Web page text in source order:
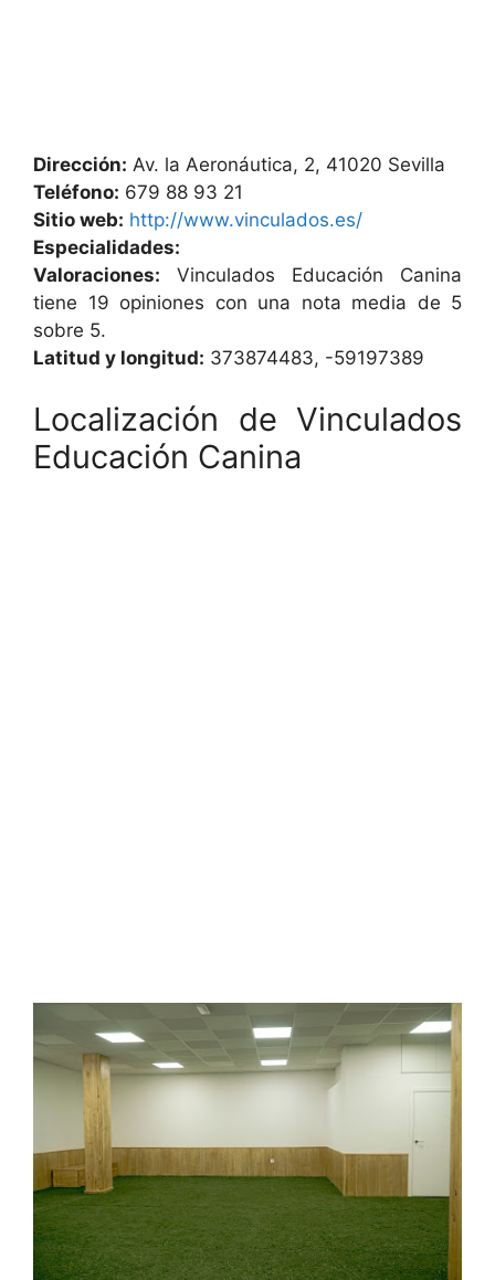
Dirección: Av. la Aeronáutica, 2, 41020 Sevilla
Teléfono: 679 88 93 21
Sitio web: http://www.vinculados.es/
Especialidades:
Valoraciones: Vinculados Educación Canina
tiene 19 opiniones con una nota media de 5
sobre 5.
Latitud y longitud: 373874483, -59197389
Localización de Vinculados
Educación Canina